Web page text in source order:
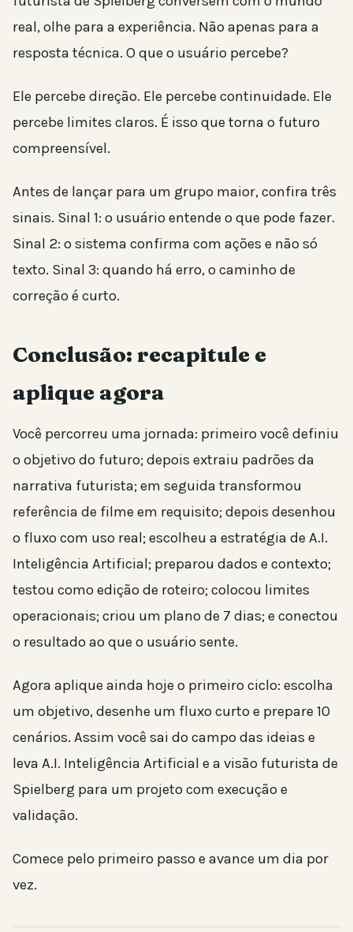
real, olhe para a experiência. Não apenas para a
resposta técnica. O que o usuário percebe?
Ele percebe direção. Ele percebe continuidade. Ele
percebe limites claros. É isso que torna o futuro
compreensível.
Antes de lançar para um grupo maior, confira três
sinais. Sinal 1: o usuário entende o que pode fazer.
Sinal 2: o sistema confirma com ações e não só
texto. Sinal 3: quando há erro, o caminho de
correção é curto.
Conclusão: recapitule e
aplique agora
Você percorreu uma jornada: primeiro você definiu
o objetivo do futuro; depois extraiu padrões da
narrativa futurista; em seguida transformou
referência de filme em requisito; depois desenhou
o fluxo com uso real; escolheu a estratégia de A.I.
Inteligência Artificial; preparou dados e contexto;
testou como edição de roteiro; colocou limites
operacionais; criou um plano de 7 dias; e conectou
o resultado ao que o usuário sente.
Agora aplique ainda hoje o primeiro ciclo: escolha
um objetivo, desenhe um fluxo curto e prepare 10
cenários. Assim você sai do campo das ideias e
leva A.I. Inteligência Artificial e a visão futurista de
Spielberg para um projeto com execução e
validação.
Comece pelo primeiro passo e avance um dia por
vez.